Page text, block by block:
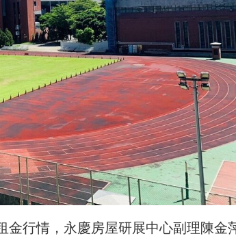
金行情，永慶房屋研展中心副理陳金